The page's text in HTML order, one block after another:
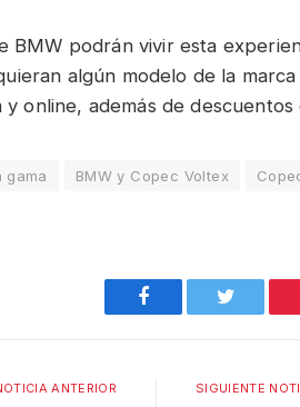
BMW podrán vivir esta
algún modelo de la
y online, además de
gama BMW y Copec Voltex
Facebook Twitter
ANTERIOR SIGUIENTE